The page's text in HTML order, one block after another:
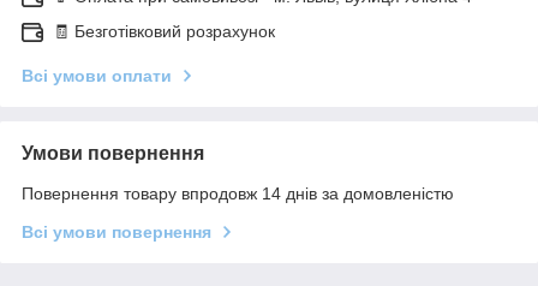
🧾 Безготівковий розрахунок
Всі умови оплати
Умови повернення
Повернення товару впродовж 14 днів за домовленістю
Всі умови повернення